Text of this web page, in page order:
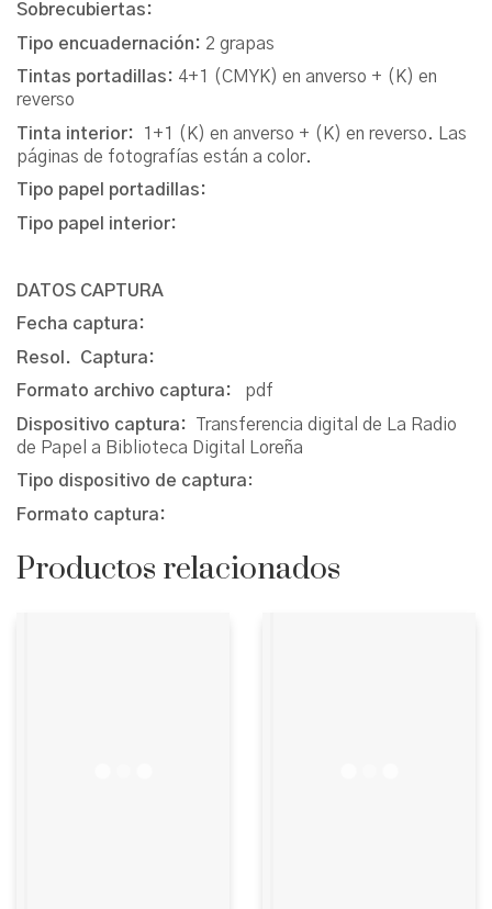
Sobrecubiertas:
Tipo encuadernación: 2 grapas
Tintas portadillas: 4+1 (CMYK) en anverso + (K) en
reverso
Tinta interior:
1+1 (K) en anverso + (K) en reverso. Las
páginas de fotografías están a color.
Tipo papel portadillas:
Tipo papel interior:
DATOS CAPTURA
Fecha captura:
Resol. Captura:
Formato archivo captura: pdf
Dispositivo captura:
Transferencia digital de La Radio
de Papel a Biblioteca Digital Loreña
Tipo dispositivo de captura:
Formato captura:
Productos relacionados